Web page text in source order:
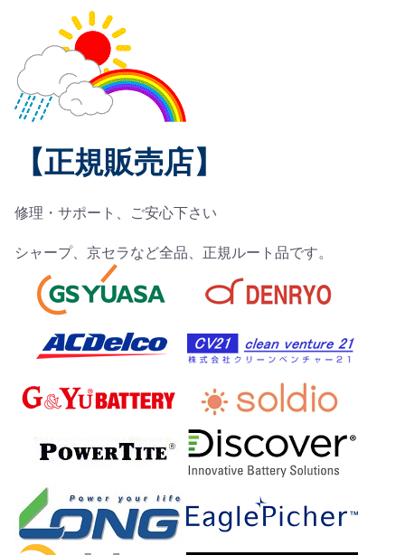
【正規販売店】
修理・サポート、ご安心下さい
シャープ、京セラなど全品、正規ルート品です。